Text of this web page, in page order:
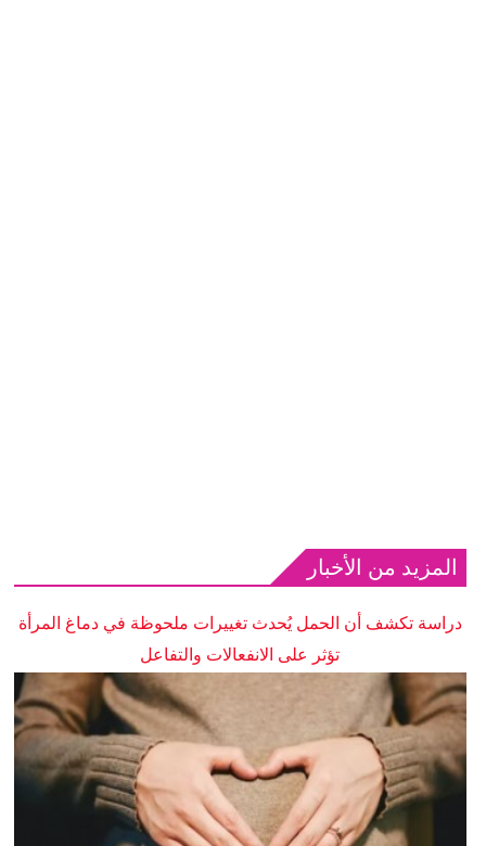
المزيد من الأخبار
دراسة تكشف أن الحمل يُحدث تغييرات ملحوظة في دماغ المرأة
تؤثر على الانفعالات والتفاعل